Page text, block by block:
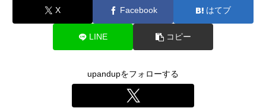
X Facebook はてブ
LINE コピー
upandupをフォローする